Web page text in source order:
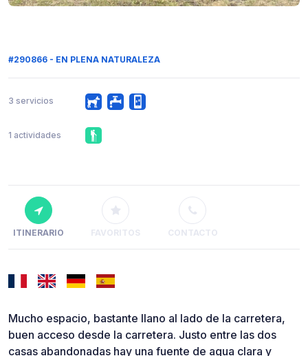
#290866 - EN PLENA NATURALEZA
3 servicios
1 actividades
ITINERARIO FAVORITOS CONTACTO
Mucho espacio, bastante llano al lado de la carretera,
buen acceso desde la carretera. Justo entre las dos
casas abandonadas hay una fuente de agua clara y